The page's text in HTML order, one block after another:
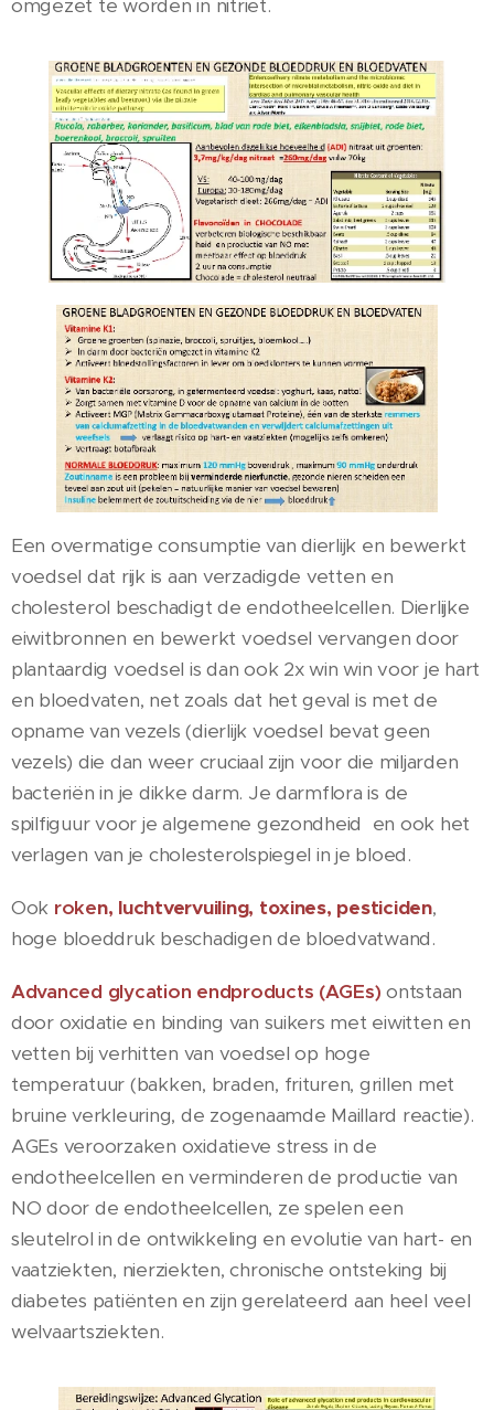
omgezet te worden in nitriet.
Een overmatige consumptie van dierlijk en bewerkt
voedsel dat rijk is aan verzadigde vetten en
cholesterol beschadigt de endotheelcellen. Dierlijke
eiwitbronnen en bewerkt voedsel vervangen door
plantaardig voedsel is dan ook 2x win win voor je hart
en bloedvaten, net zoals dat het geval is met de
opname van vezels (dierlijk voedsel bevat geen
vezels) die dan weer cruciaal zijn voor die miljarden
bacteriën in je dikke darm. Je darmflora is de
spilfiguur voor je algemene gezondheid en ook het
verlagen van je cholesterolspiegel in je bloed.
Ook roken, luchtvervuiling, toxines, pesticiden,
hoge bloeddruk beschadigen de bloedvatwand.
Advanced glycation endproducts (AGEs) ontstaan
door oxidatie en binding van suikers met eiwitten en
vetten bij verhitten van voedsel op hoge
temperatuur (bakken, braden, frituren, grillen met
bruine verkleuring, de zogenaamde Maillard reactie).
AGEs veroorzaken oxidatieve stress in de
endotheelcellen en verminderen de productie van
NO door de endotheelcellen, ze spelen een
sleutelrol in de ontwikkeling en evolutie van hart- en
vaatziekten, nierziekten, chronische ontsteking bij
diabetes patiënten en zijn gerelateerd aan heel veel
welvaartsziekten.